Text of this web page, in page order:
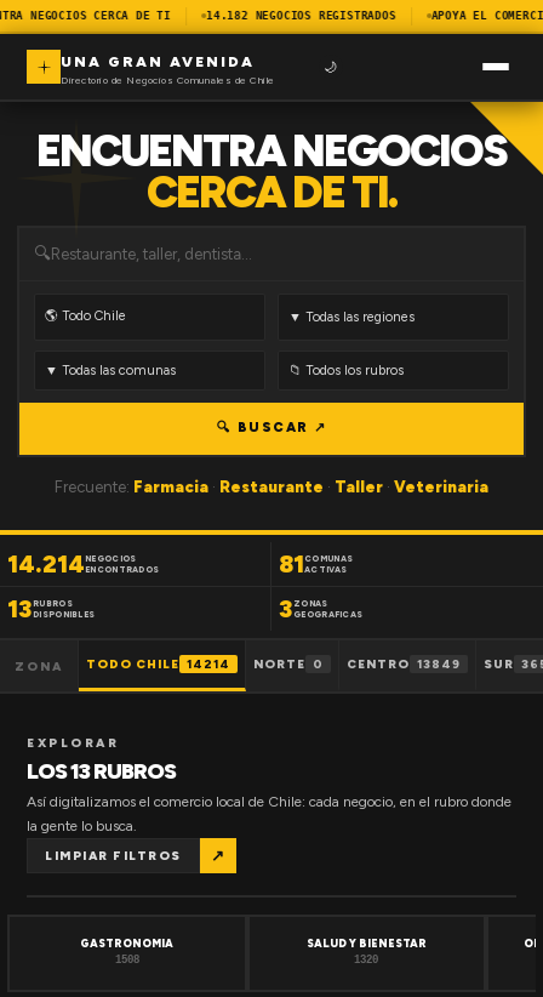
NEGOCIOS CERCA DE TI 14.182 NEGOCIOS REGISTRADOS APOYA EL
UNA GRAN AVENIDA
Directorio de Negocios Comunales de Chile
🌙
ENCUENTRA NEGOCIOS
CERCA DE TI.
🔍
🔍 BUSCAR ↗
Frecuente: Farmacia · Restaurante · Taller · Veterinaria
14.214NEGOCIOS
ENCONTRADOS
81 COMUNAS
ACTIVAS
13RUBROS
DISPONIBLES
3 ZONAS
GEOGRAFICAS
ZONA TODO CHILE 14214 NORTE 0 CENTRO 13849 SUR
EXPLORAR
LOS 13 RUBROS
Así digitalizamos el comercio local de Chile: cada negocio, en el rubro donde
la gente lo busca.
LIMPIAR FILTROS ↗
GASTRONOMIA
1508
SALUD Y BIENESTAR
1320